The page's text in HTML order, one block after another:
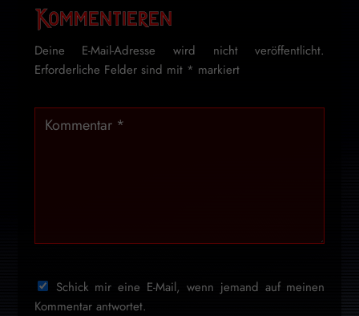
Kommentieren
Deine E-Mail-Adresse wird nicht veröffentlicht.
Erforderliche Felder sind mit * markiert
Schick mir eine E-Mail, wenn jemand auf meinen
Kommentar antwortet.